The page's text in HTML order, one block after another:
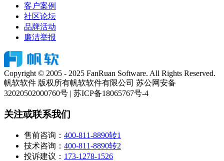
客户案例
社区论坛
品牌活动
廉洁举报
Copyright © 2005 - 2025 FanRuan Software. All Rights Reserved.
帆软软件 版权所有帆软软件有限公司 苏公网安备
32020502000760号 | 苏ICP备18065767号-4
关注或联系我们
售前咨询： 400-811-8890转1
技术咨询： 400-811-8890转2
投诉建议： 173-1278-1526